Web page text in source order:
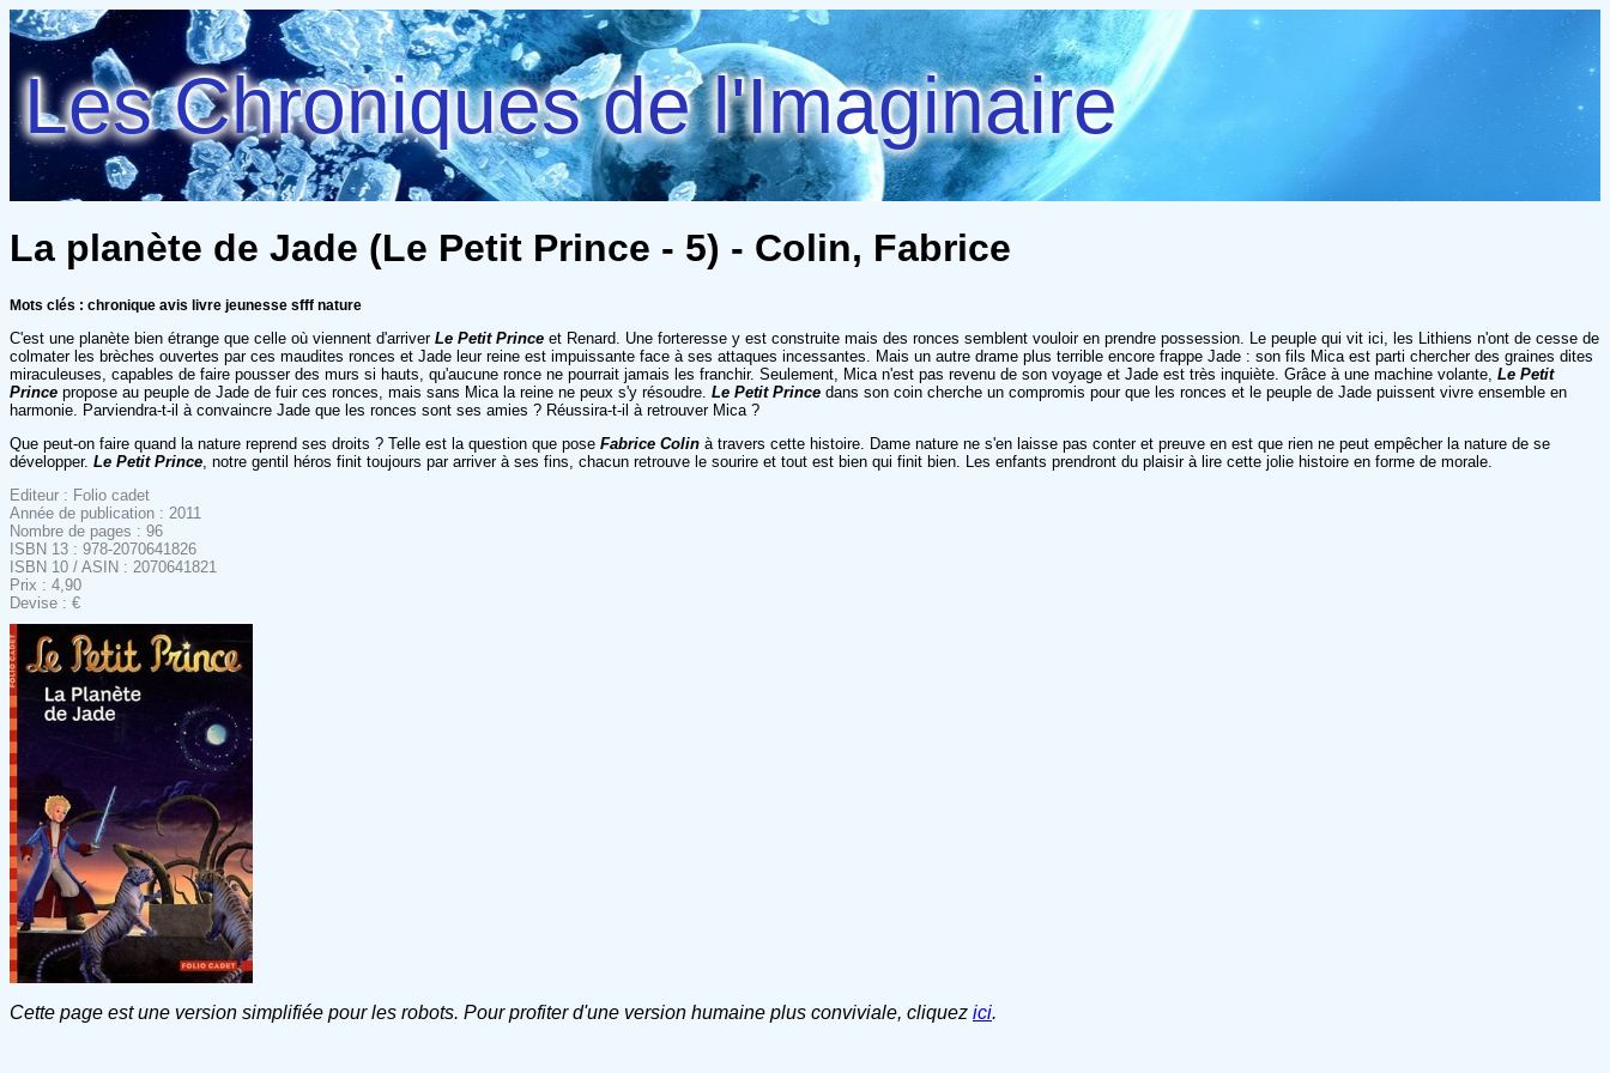
Les Chroniques de l'Imaginaire
La planète de Jade (Le Petit Prince - 5) - Colin, Fabrice
Mots clés : chronique avis livre jeunesse sfff nature
C'est une planète bien étrange que celle où viennent d'arriver Le Petit Prince et Renard. Une forteresse y est construite mais des ronces semblent vouloir en prendre possession. Le peuple qui vit ici, les Lithiens n'ont de cesse de
colmater les brèches ouvertes par ces maudites ronces et Jade leur reine est impuissante face à ses attaques incessantes. Mais un autre drame plus terrible encore frappe Jade : son fils Mica est parti chercher des graines dites
miraculeuses, capables de faire pousser des murs si hauts, qu'aucune ronce ne pourrait jamais les franchir. Seulement, Mica n'est pas revenu de son voyage et Jade est très inquiète. Grâce à une machine volante, Le Petit
Prince propose au peuple de Jade de fuir ces ronces, mais sans Mica la reine ne peux s'y résoudre. Le Petit Prince dans son coin cherche un compromis pour que les ronces et le peuple de Jade puissent vivre ensemble en
harmonie. Parviendra-t-il à convaincre Jade que les ronces sont ses amies ? Réussira-t-il à retrouver Mica ?
Que peut-on faire quand la nature reprend ses droits ? Telle est la question que pose Fabrice Colin à travers cette histoire. Dame nature ne s'en laisse pas conter et preuve en est que rien ne peut empêcher la nature de se
développer. Le Petit Prince , notre gentil héros finit toujours par arriver à ses fins, chacun retrouve le sourire et tout est bien qui finit bien. Les enfants prendront du plaisir à lire cette jolie histoire en forme de morale.
Editeur : Folio cadet
Année de publication : 2011
Nombre de pages : 96
ISBN 13 : 978-2070641826
ISBN 10 / ASIN : 2070641821
Prix : 4,90
Devise : €
Cette page est une version simplifiée pour les robots. Pour profiter d'une version humaine plus conviviale, cliquez ici.